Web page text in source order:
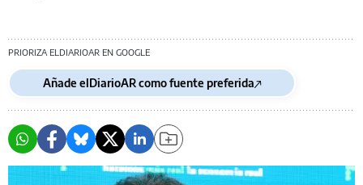
PRIORIZA ELDIARIOAR EN GOOGLE
Añade elDiarioAR como fuente preferida